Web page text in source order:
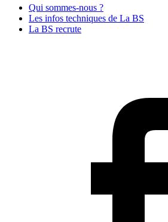
Qui sommes-nous ?
Les infos techniques de La BS
La BS recrute